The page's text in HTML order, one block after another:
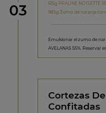
Paso
03
615g PRALINE NOISETTE
985g Zumo de naranja
Emulsionar el zumo de
AVELANAS 55%. Reservar
Cortezas
Confitadas